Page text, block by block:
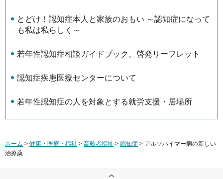
とどけ！認知症本人と家族のおもい ～認知症になって
も私は私らしく～
若年性認知症相談ガイドブック、啓発リーフレット
認知症疾患医療センターについて
若年性認知症の人を対象とする就労支援・居場所
ホーム > 健康・医療・福祉 > 高齢者福祉 > 認知症 > アルツハイマー病の新しい
治療薬